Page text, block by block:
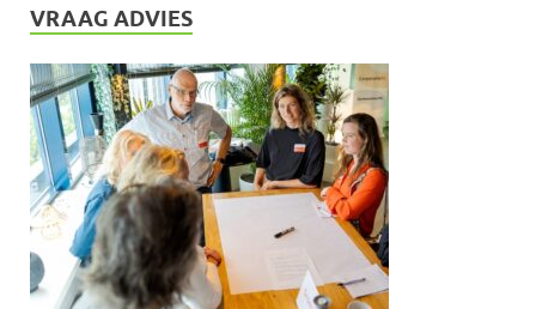
VRAAG ADVIES